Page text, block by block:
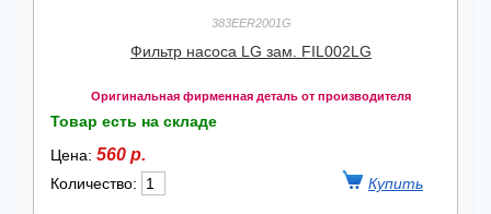
383EER2001G
Фильтр насоса LG зам. FIL002LG
Оригинальная фирменная деталь от производителя
Товар есть на складе
Цена: 560 р.
Количество: